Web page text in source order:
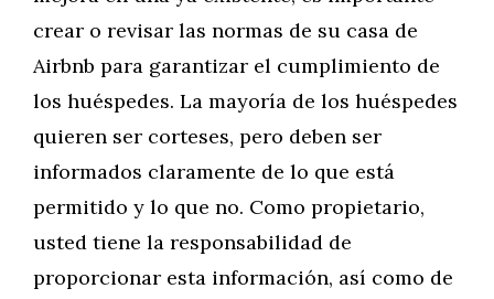
crear o revisar las normas de su casa de
Airbnb para garantizar el cumplimiento de
los huéspedes. La mayoría de los huéspedes
quieren ser corteses, pero deben ser
informados claramente de lo que está
permitido y lo que no. Como propietario,
usted tiene la responsabilidad de
proporcionar esta información, así como de